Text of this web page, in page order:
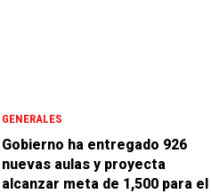
GENERALES
Gobierno ha entregado 926
nuevas aulas y proyecta
alcanzar meta de 1,500 para el